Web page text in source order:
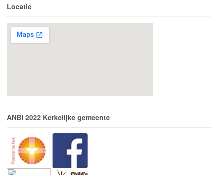
Locatie
ANBI 2022 Kerkelijke gemeente